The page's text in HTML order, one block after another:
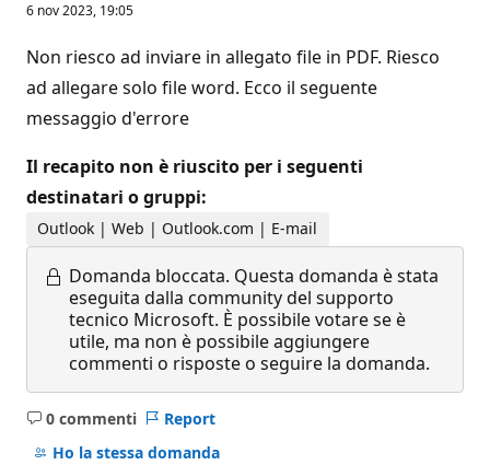
6 nov 2023, 19:05
Non riesco ad inviare in allegato file in PDF. Riesco
ad allegare solo file word. Ecco il seguente
messaggio d'errore
Il recapito non è riuscito per i seguenti
destinatari o gruppi:
Outlook | Web | Outlook.com | E-mail
Domanda bloccata. Questa domanda è stata
eseguita dalla community del supporto
tecnico Microsoft. È possibile votare se è
utile, ma non è possibile aggiungere
commenti o risposte o seguire la domanda.
0 commenti
Nessun
commento
Report
Ho la stessa domanda